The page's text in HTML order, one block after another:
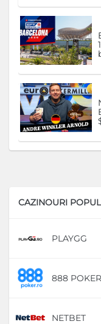
CAZINOURI
PLAYGG
888 POKER
NETBET